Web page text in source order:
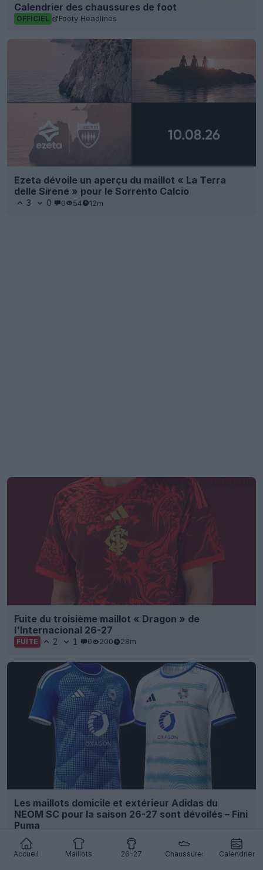
Accueil Maillots 26-27 Chaussures Calendrier
Calendrier des chaussures de foot
OFFICIEL Footy Headlines
Ezeta dévoile un aperçu du maillot « La Terra
delle Sirene » pour le Sorrento Calcio
3 0 0 54 12m
Fuite du troisième maillot « Dragon » de
l'Internacional 26-27
FUITE 2 1 0 200 28m
Les maillots domicile et extérieur Adidas du
NEOM SC pour la saison 26-27 sont dévoilés – Fini
Puma
OFFICIEL 30m